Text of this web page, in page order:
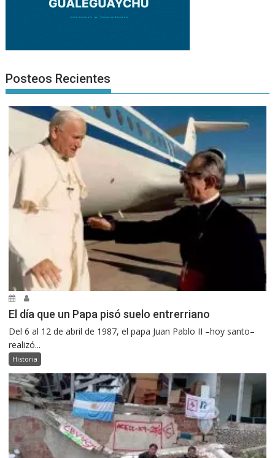
Posteos Recientes
El día que un Papa pisó suelo entrerriano
Del 6 al 12 de abril de 1987, el papa Juan Pablo II –hoy santo–
realizó...
Historia